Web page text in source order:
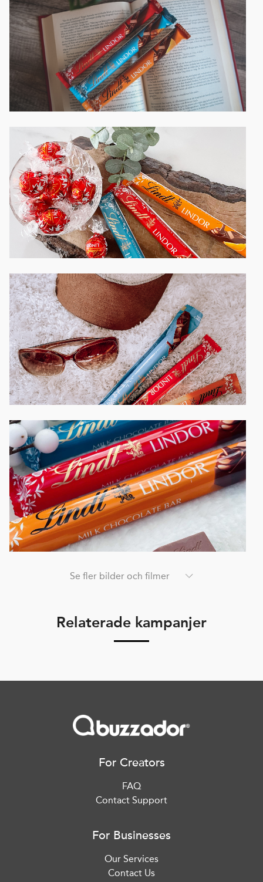
Se fler bilder och filmer
Relaterade kampanjer
For Creators
FAQ
Contact Support
For Businesses
Our Services
Contact Us